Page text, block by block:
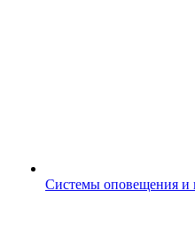
Системы оповещения и